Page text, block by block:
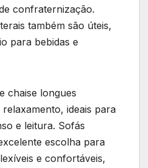
confraternização.
também são úteis,
para bebidas e
chaise longues
ideais para
e leitura. Sofás
escolha para
e confortáveis,